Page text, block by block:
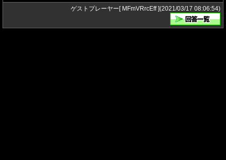
ゲストプレーヤー[ MFmVRrcEff ](2021/03/17 08:06:54)